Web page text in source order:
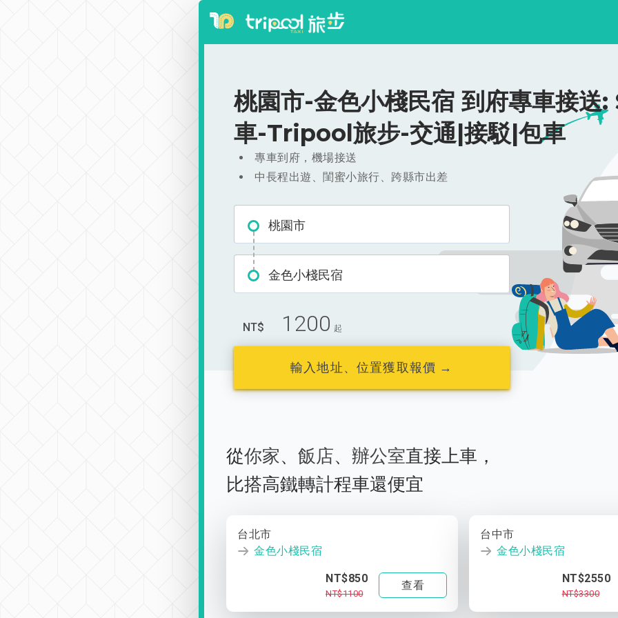
桃園市-金色小棧民宿 到府專車接送
車-Tripool旅步-交通|接駁|包車
專車到府，機場接送
中長程出遊、閨蜜小旅行、跨縣市出差
桃園市
金色小棧民宿
NT$ 1200 起
輸入地址、位置獲取報價 →
從你家、 飯店、 辦公室直接上車，
比搭高鐵轉計程車還便宜
台北市
金色小棧民宿
NT$850
NT$1100
查看
台中市
金色小棧民宿
NT$2550
NT$3300